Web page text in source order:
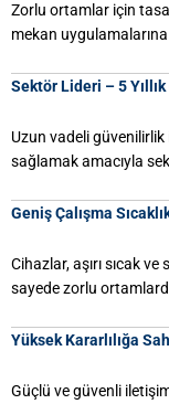
Zorlu ortamlar için
mekan
Sektör Lideri – 5
Uzun vadeli güvenilirlik
sağlamak amacıyla
Geniş Çalışma
Cihazlar, aşırı sıcak
sayede zorlu
Yüksek Kararlılığa
Güçlü ve güvenli